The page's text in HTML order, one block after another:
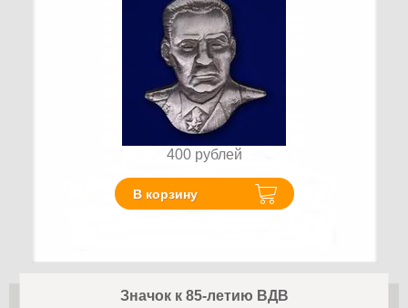
400 рублей
В корзину
Значок к 85-летию ВДВ